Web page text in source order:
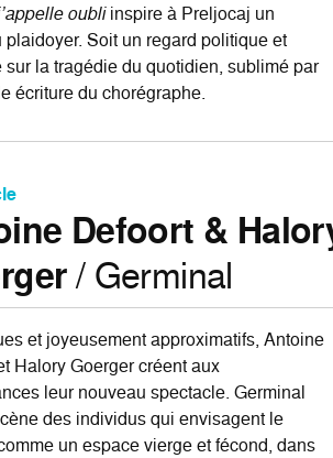
oubliinspire à Preljocaj un
plaidoyer. Soit un regard politique et
sur la tragédie du quotidien, sublimé par
écriture du chorégraphe.
Defoort &
/ Germinal
et joyeusement approximatifs, Antoine
Halory Goerger créent aux
leur nouveau spectacle. Germinal
des individus qui envisagent le
un espace vierge et fécond, dans